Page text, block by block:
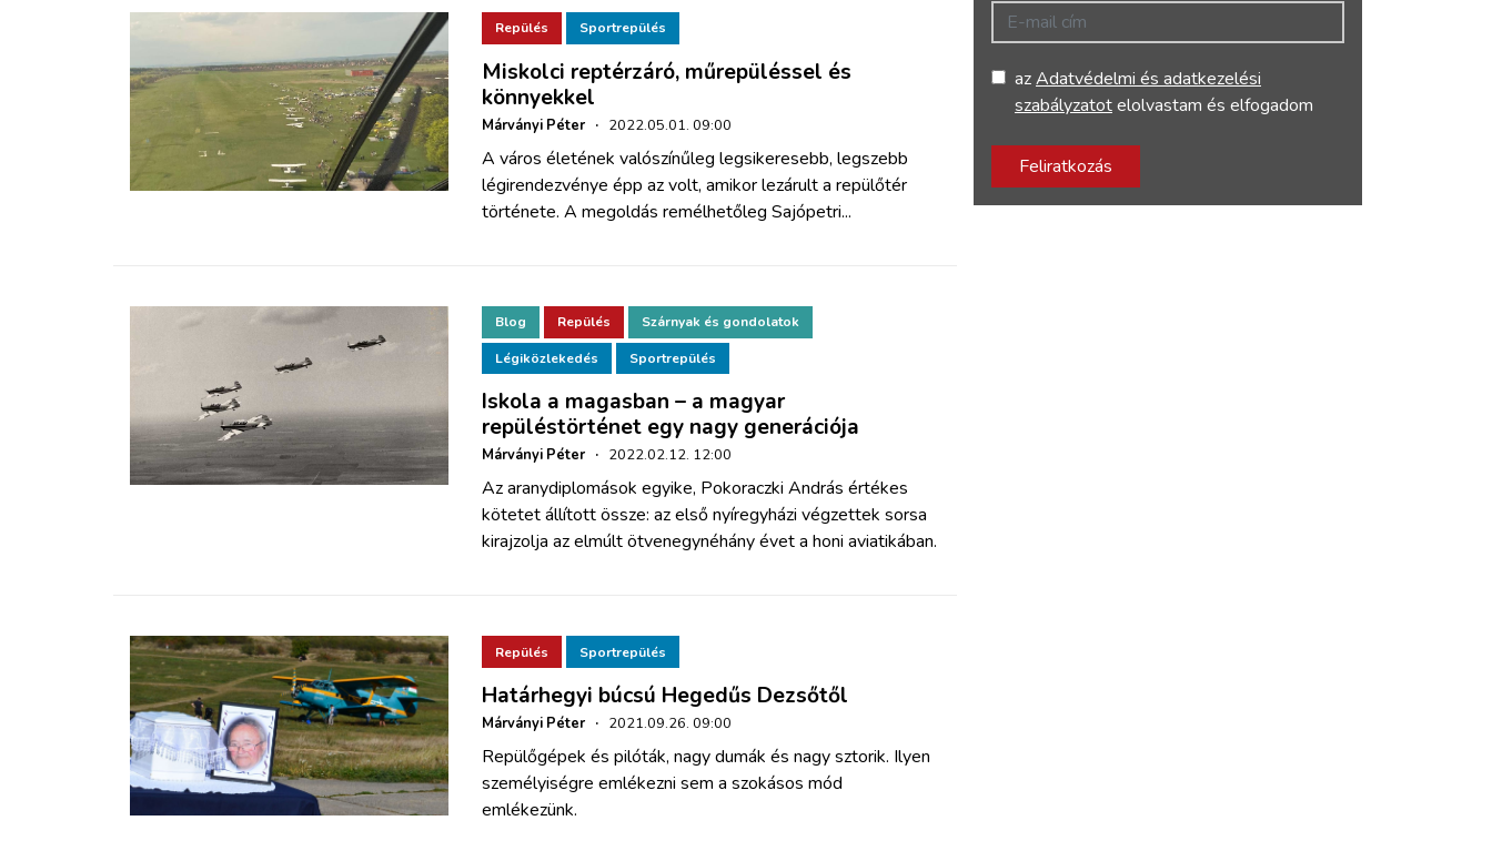
Repülés Sportrepülés
Miskolci reptérzáró, műrepüléssel és
könnyekkel
Márványi Péter · 2022.05.01. 09:00
A város életének valószínűleg legsikeresebb, legszebb
légirendezvénye épp az volt, amikor lezárult a repülőtér
története. A megoldás remélhetőleg Sajópetri...
Blog Repülés Szárnyak és gondolatok
Légiközlekedés Sportrepülés
Iskola a magasban – a magyar
repüléstörténet egy nagy generációja
Márványi Péter · 2022.02.12. 12:00
Az aranydiplomások egyike, Pokoraczki András értékes
kötetet állított össze: az első nyíregyházi végzettek sorsa
kirajzolja az elmúlt ötvenegynéhány évet a honi aviatikában.
Repülés Sportrepülés
Határhegyi búcsú Hegedűs Dezsőtől
Márványi Péter · 2021.09.26. 09:00
Repülőgépek és pilóták, nagy dumák és nagy sztorik. Ilyen
személyiségre emlékezni sem a szokásos mód
emlékezünk.
E-mail cím
azAdatvédelmi és adatkezelési
szabályzatotelolvastam és elfogadom
Feliratkozás